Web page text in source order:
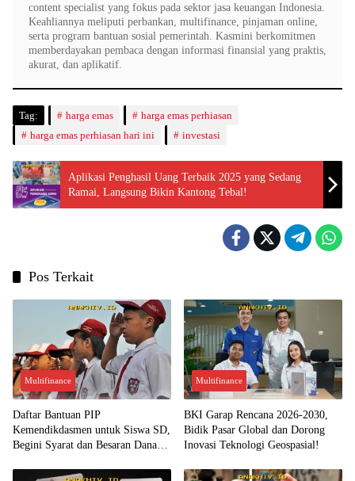
content specialist yang fokus pada sektor jasa keuangan Indonesia.
Keahliannya meliputi perbankan, multifinance, pinjaman online,
serta program bantuan sosial pemerintah. Kasmini berkomitmen
memberdayakan pembaca dengan informasi finansial yang praktis,
akurat, dan aplikatif.
Tag: harga emas
harga emas perhiasan
harga emas perhiasan hari ini
investasi
Aplikasi Penghasil Uang Terbaik 2025 yang Sedang
Ramai, Langsung Bikin Kantong Tebal!
Pos Terkait
Multifinance
Daftar Bantuan PIP
Kemendikdasmen untuk Siswa SD,
Begini Syarat dan Besaran Dana
Multifinance
BKI Garap Rencana 2026-2030,
Bidik Pasar Global dan Dorong
Inovasi Teknologi Geospasial!